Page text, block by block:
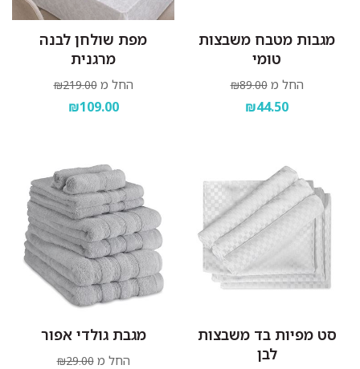
מגבות מטבח משבצות
טומי
החל מ ₪89.00
₪44.50
מפת שולחן לבנה
מרגנית
החל מ ₪219.00
₪109.00
סט מפיות בד משבצות
לבן
מגבת גולדי אפור
החל מ ₪29.00